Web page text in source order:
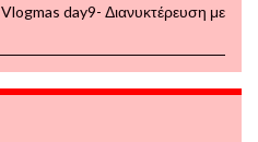
Vlogmas day9- Διανυκτέρευση με